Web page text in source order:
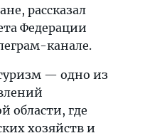
рассказал
Федерации
канале.
— одно из
области, где
хозяйств и